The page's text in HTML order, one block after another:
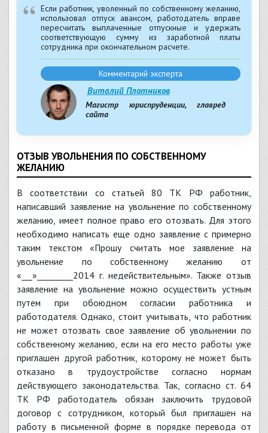
Если работник, уволенный по собственному желанию,
использовал отпуск авансом, работодатель вправе
пересчитать выплаченные отпускные и удержать
соответствующую сумму из заработной платы
сотрудника при окончательном расчете.
Виталий Плотников
Магистр юриспруденции, главред
сайта
Комментарий эксперта
ОТЗЫВ УВОЛЬНЕНИЯ ПО СОБСТВЕННОМУ
ЖЕЛАНИЮ
В соответствии со статьей 80 ТК РФ работник,
написавший заявление на увольнение по собственному
желанию, имеет полное право его отозвать. Для этого
необходимо написать еще одно заявление с примерно
таким текстом «Прошу считать мое заявление на
увольнение по собственному желанию от
«___»__________2014 г. недействительным». Также отзыв
заявление на увольнение можно осуществить устным
путем при обоюдном согласии работника и
работодателя. Однако, стоит учитывать, что работник
не может отозвать свое заявление об увольнении по
собственному желанию, если на его место работы уже
приглашен другой работник, которому не может быть
отказано в трудоустройстве согласно нормам
действующего законодательства. Так, согласно ст. 64
ТК РФ работодатель обязан заключить трудовой
договор с сотрудником, который был приглашен на
работу в письменной форме в порядке перевода от